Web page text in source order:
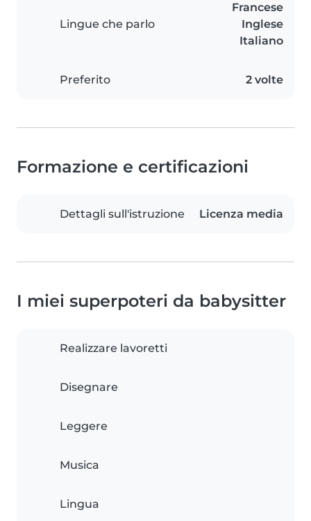
Lingue che parlo
Francese
Inglese
Italiano
Preferito 2 volte
Formazione e certificazioni
Dettagli sull'istruzione Licenza media
I miei superpoteri da babysitter
Realizzare lavoretti
Disegnare
Leggere
Musica
Lingua